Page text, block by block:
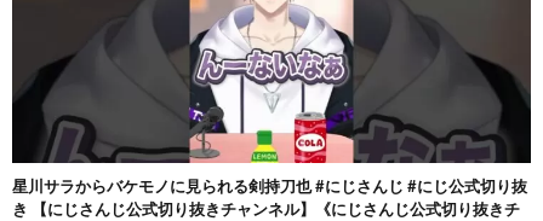
星川サラからバケモノに見られる剣持刀也 #にじさんじ #にじ公式切り抜
き 【にじさんじ公式切り抜きチャンネル】《にじさんじ公式切り抜きチ